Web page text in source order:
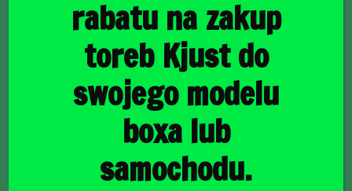
BAGAŻNIKA 3 SZT
1020,00zł
rabatu na zakup
toreb Kjust do
swojego modelu
boxa lub
samochodu.